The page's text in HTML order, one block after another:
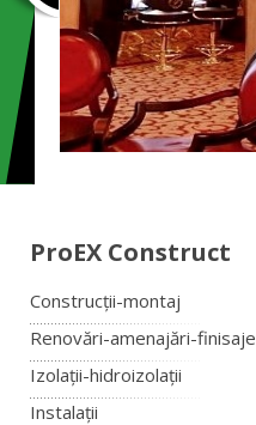
ProEX Construct
Construcții-montaj
Renovări-amenajări-finisaje
Izolații-hidroizolații
Instalații